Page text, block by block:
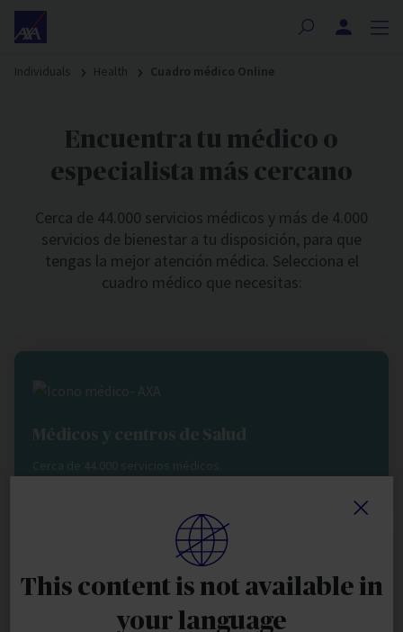
Nota:
este
web
accesibilidad.
Individuals Health Cuadro médico Online
Encuentra tu médico o
especialista más cercano
Cerca de 44.000 servicios médicos y más de 4.000
servicios de bienestar a tu disposición, para que
tengas la mejor atención médica. Selecciona el
cuadro médico que necesitas:
Médicos y centros de Salud
Cerca de 44.000 servicios médicos.
Dentistas y clínicas Dentales
This content is not available in
your language